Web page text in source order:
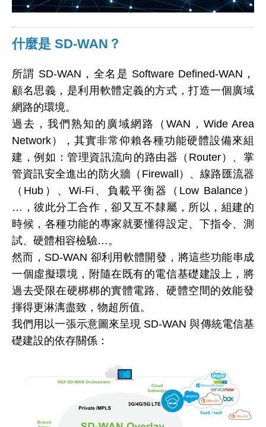
什麼是 SD-WAN？
所謂 SD-WAN，全名是 Software Defined-WAN，
顧名思義，是利用軟體定義的方式，打造一個廣域
網路的環境。
過去，我們熟知的廣域網路（WAN，Wide Area
Network），其實非常仰賴各種功能硬體設備來組
建，例如：管理資訊流向的路由器（Router）、掌
管資訊安全進出的防火牆（Firewall）、線路匯流器
（Hub）、Wi-Fi、負載平衡器（Low Balance）
…，彼此分工合作，卻又互不隸屬，所以，組建的
時候，各種功能的專家就要懂得設定、下指令、測
試、硬體相容檢驗…。
然而，SD-WAN 卻利用軟體開發，將這些功能串成
一個虛擬環境，附隨在既有的電信基礎建設上，將
過去受限在硬梆梆的實體電路、硬體空間的效能發
揮得更淋漓盡致，物超所值。
我們用以一張示意圖來呈現 SD-WAN 與傳統電信基
礎建設的依存關係：